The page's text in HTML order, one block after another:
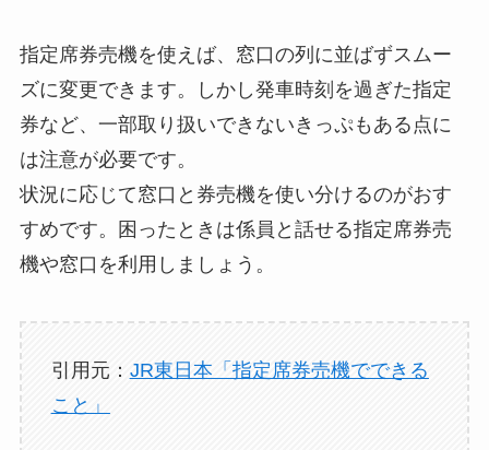
指定席券売機を使えば、窓口の列に並ばずスムー
ズに変更できます。しかし発車時刻を過ぎた指定
券など、一部取り扱いできないきっぷもある点に
は注意が必要です。
状況に応じて窓口と券売機を使い分けるのがおす
すめです。困ったときは係員と話せる指定席券売
機や窓口を利用しましょう。
引用元： JR東日本「指定席券売機でできる
こと」